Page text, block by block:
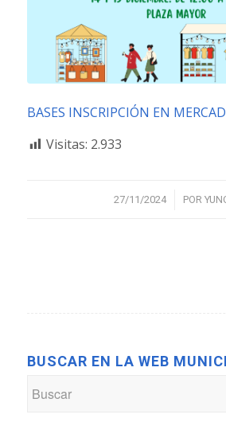
BASES INSCRIPCIÓN EN
Visitas: 2.933
27/11/2024
/ POR
BUSCAR EN LA WEB